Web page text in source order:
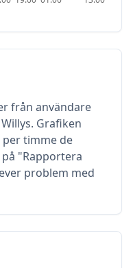
från användare
Willys. Grafiken
timme de
"Rapportera
problem med